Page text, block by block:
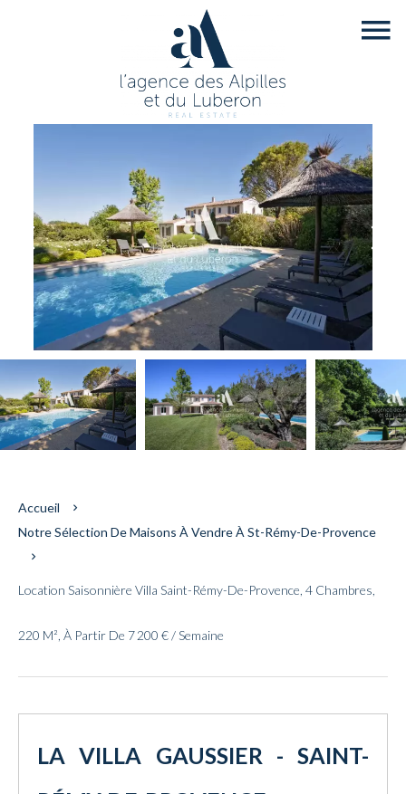
Accueil
Notre Sélection De Maisons À Vendre À St-Rémy-De-Provence
Location Saisonnière Villa Saint-Rémy-De-Provence, 4 Chambres,
220 M², À Partir De 7 200 € / Semaine
LA VILLA GAUSSIER - SAINT-